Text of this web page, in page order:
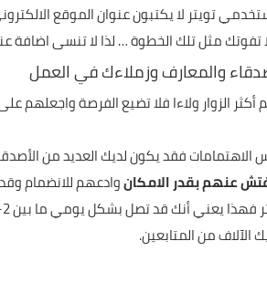
أن 80% من مستخدمي تويتر لا يكتبون
والمعارف وزملاءك في العمل
الزوار ولاءا فلا تضيع الفرصة
فقد يكون لديك العديد من
عنهم بقدر الامكانوادعهم للانضمام
من المتابعين.